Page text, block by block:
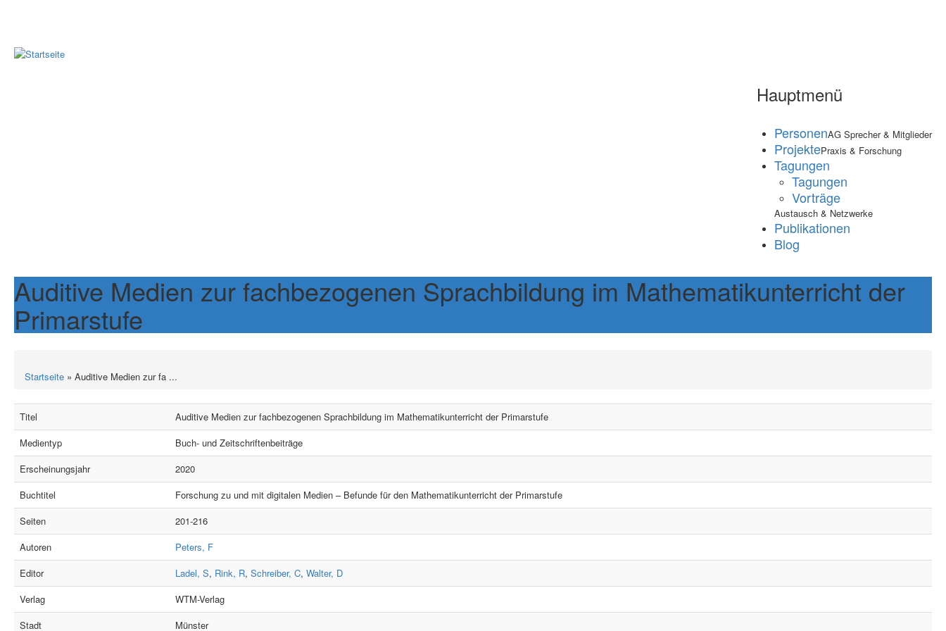
Hauptmenü
PersonenAG Sprecher & Mitglieder
ProjektePraxis & Forschung
Tagungen
Tagungen
Vorträge
Austausch & Netzwerke
Publikationen
Blog
Auditive Medien zur fachbezogenen Sprachbildung im Mathematikunterricht der
Primarstufe
Startseite » Auditive Medien zur fa ...
Titel
Auditive Medien zur fachbezogenen Sprachbildung im Mathematikunterricht der Primarstufe
Medientyp
Buch- und Zeitschriftenbeiträge
Erscheinungsjahr
2020
Buchtitel
Forschung zu und mit digitalen Medien – Befunde für den Mathematikunterricht der Primarstufe
Seiten
201-216
Autoren
Peters, F
Editor
Ladel, S, Rink, R, Schreiber, C, Walter, D
Verlag
WTM-Verlag
Stadt
Münster